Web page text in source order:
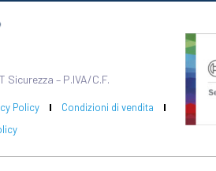
– P.IVA/C.F.
Policy
Condizioni di vendita